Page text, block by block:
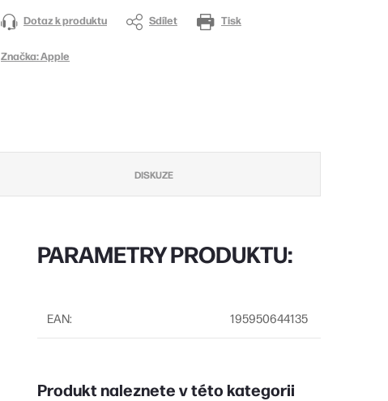
Tisk
Dotaz k produktu Sdílet
Značka:Apple
DISKUZE
PARAMETRY PRODUKTU:
EAN: 195950644135
Produkt naleznete v této kategorii